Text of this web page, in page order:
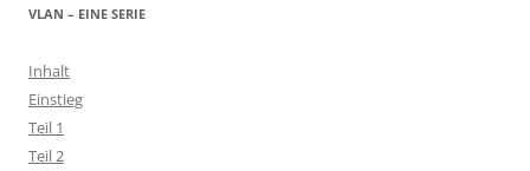
VLAN – EINE SERIE
Inhalt
Einstieg
Teil 1
Teil 2